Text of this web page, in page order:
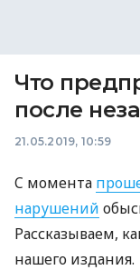
Что
после
21.05.2019, 10:59
C момента
нарушений
Рассказываем,
нашего издания.